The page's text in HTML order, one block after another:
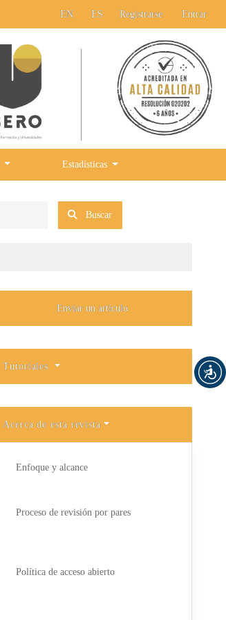
EN ES Registrarse Entrar
Estadísticas
Buscar
Enviar un artículo
Tutoriales
Acerca de esta revista
Enfoque y alcance
Proceso de revisión por pares
Política de acceso abierto